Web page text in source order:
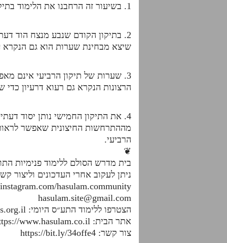
1. בשיעור זה הרחבנו את הלימוד בתיקון החמישי שנותן עתיק בראש דאא דהיינו בשורשי המוחין של ז"א.
2. בתיקון הקודם שנבע מנצח הוד
שיצא מבחינת שערות הוא גם הנקרא
3. שערות של תיקון הרביעי אינם
הרצונות הנקרא גם רעוא דרעיון
4. את התיקון החמישי נותן יסוד
מההתרחשות החיצונית שאפשר
הרביעי.
❦
בית מדרש הסולם ללימוד פנימיות
ניתן לעקוב אחרי העדכונים וליצור
hasulam.community
hasulam.site@gmail.com
הצטרפו ללימוד התע״ס היומי: https://dafhayomitaas.org.il
אתר הבית: https://www.hasulam.co.il
צור קשר: https://bit.ly/34offe4